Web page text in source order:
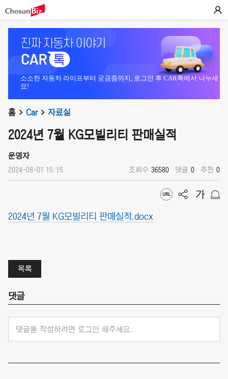
소소한 자동차 라이프부터 궁금증까지, 로그인 후 CAR톡에서 나누세
요!
홈 Car 자료실
2024년 7월 KG모빌리티 판매실적
운영자
2024-08-01 15:15 조회수 36580 댓글 0 추천 0
2024년 7월 KG모빌리티 판매실적.docx
목록
댓글
댓글을 작성하려면 로그인 해주세요.